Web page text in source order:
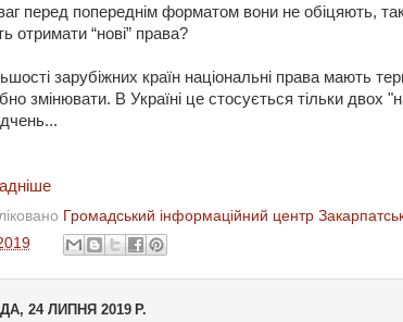
перед попереднім форматом вони не обіцяють,
отримати “нові” права?
зарубіжних країн національні права мають
змінювати. В Україні це стосується тільки двох
Громадський інформаційний центр
24 ЛИПНЯ 2019 Р.